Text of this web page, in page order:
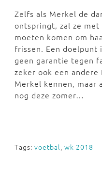
Zelfs als Merkel de
ontspringt, zal ze
moeten komen om
frissen. Een doelpunt
geen garantie tegen
zeker ook een
Merkel kennen,
nog deze zomer…
Tags: voetbal wk 2018